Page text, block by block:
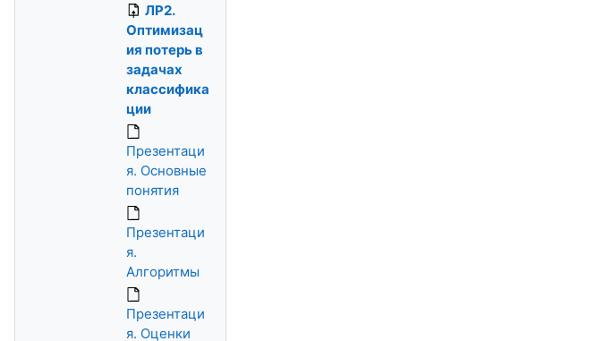
ЛР2.
Оптимизац
ия потерь в
задачах
классифика
ции
Презентаци
я. Основные
понятия
Презентаци
я.
Алгоритмы
Презентаци
я. Оценки